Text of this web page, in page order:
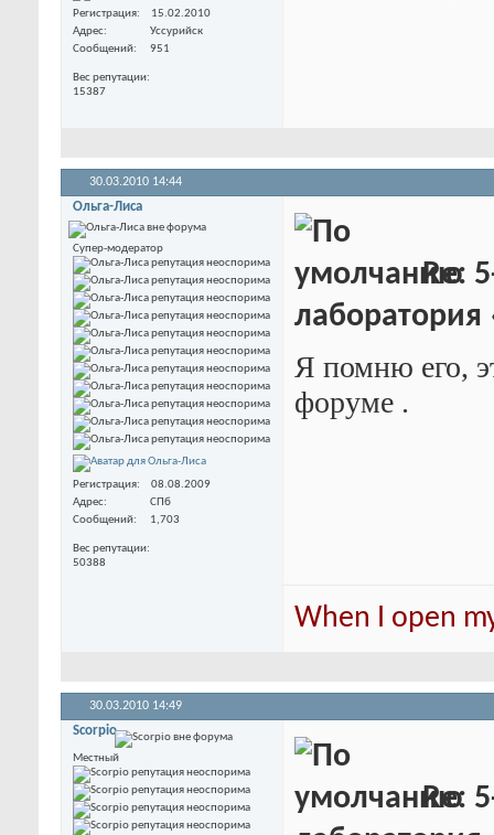
Регистрация
15.02.2010
Адрес
Уссурийск
Сообщений
951
Вес репутации
15387
30.03.2010 14:44
Ольга-Лиса
Супер-модератор
Регистрация
08.08.2009
Адрес
СПб
Сообщений
1,703
Вес репутации
50388
Re:
Я помню его,
форуме .
When I open
30.03.2010 14:49
Scorpio
Местный
Re: